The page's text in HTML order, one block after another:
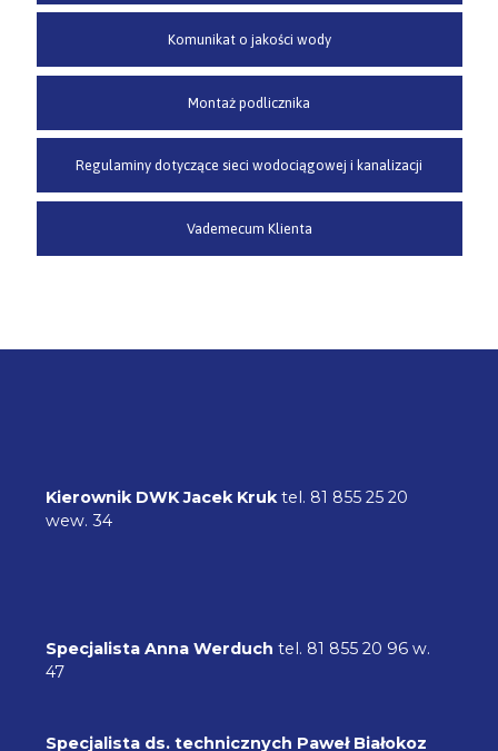
Komunikat o jakości wody
Montaż podlicznika
Regulaminy dotyczące sieci wodociągowej i kanalizacji
Vademecum Klienta
Kierownik DWK Jacek Kruktel. 81 855 25 20
wew. 34
Specjalista Anna Werduch tel. 81 855 20 96 w.
47
Specjalista ds. technicznych Paweł Białokoz